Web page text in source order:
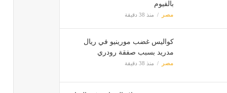
بالفيوم
مصر منذ 38 دقيقة
كواليس غضب مورينيو في ريال
مدريد بسبب صفقة رودري
مصر منذ 38 دقيقة